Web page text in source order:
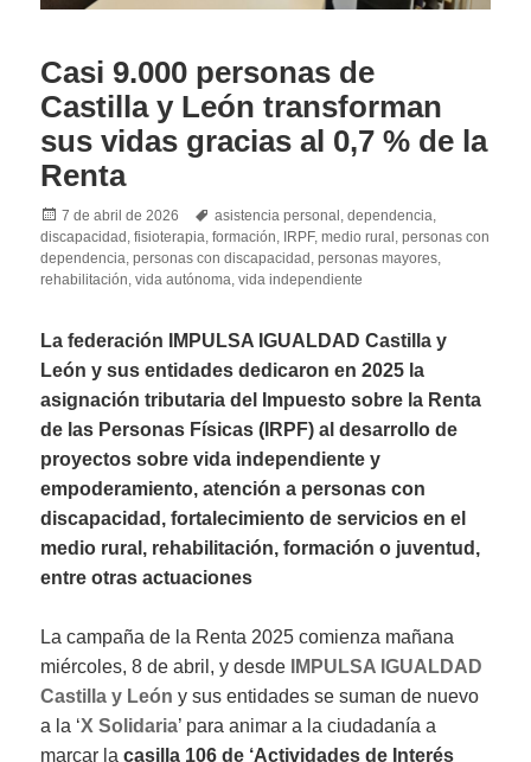
Casi 9.000 personas de
Castilla y León transforman
sus vidas gracias al 0,7 % de la
Renta
Posted
on
7 de abril de 2026 Tags
asistencia personal ,dependencia
discapacidad ,fisioterapia ,formación IRPF,medio rural ,personas con
dependencia ,personas con discapacidad ,personas mayores
rehabilitación ,vida autónoma ,vida independiente
La federación IMPULSA IGUALDAD Castilla y
León y sus entidades dedicaron en 2025 la
asignación tributaria del Impuesto sobre la Renta
de las Personas Físicas (IRPF) al desarrollo de
proyectos sobre vida independiente y
empoderamiento, atención a personas con
discapacidad, fortalecimiento de servicios en el
medio rural, rehabilitación, formación o juventud,
entre otras actuaciones
La campaña de la Renta 2025 comienza mañana
miércoles, 8 de abril, y desde
IMPULSA IGUALDAD
Castilla y León y sus entidades se suman de nuevo
a la ‘X Solidaria’ para animar a la ciudadanía a
marcar lacasilla 106 de ‘Actividades de Interés